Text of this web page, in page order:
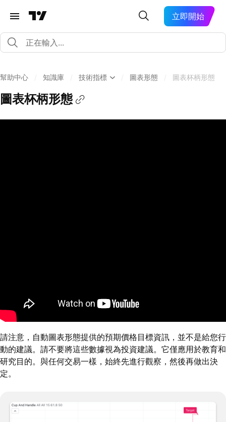
立即開始
幫助中心 知識庫 技術指標 圖表形態 圖表杯柄形態
圖表杯柄形態
請注意，自動圖表形態提供的預期價格目標資訊，並不是給您行
動的建議。請不要將這些數據視為投資建議。它僅應用於教育和
研究目的。與任何交易一樣，始終先進行觀察，然後再做出決
定。